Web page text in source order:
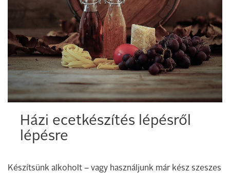
Házi ecetkészítés lépésről
lépésre
Készítsünk alkoholt – vagy használjunk már kész szeszes